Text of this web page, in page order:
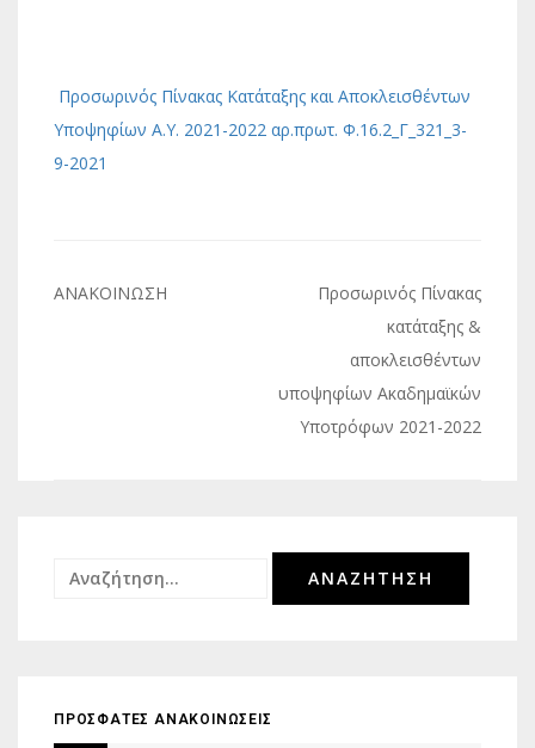
Προσωρινός Πίνακας Κατάταξης και Αποκλεισθέντων
Υποψηφίων Α.Υ. 2021-2022 αρ.πρωτ. Φ.16.2_Γ_321_3-
9-2021
Πλοήγηση
ΑΝΑΚΟΙΝΩΣΗ
Προσωρινός Πίνακας
κατάταξης &
αποκλεισθέντων
υποψηφίων Ακαδημαϊκών
Υποτρόφων 2021-2022
Αναζήτηση
ΠΡΟΣΦΑΤΕΣ ΑΝΑΚΟΙΝΩΣΕΙΣ